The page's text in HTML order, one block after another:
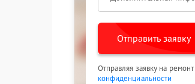
Отправить заявку
Отправляя заявку на
конфиденциальности